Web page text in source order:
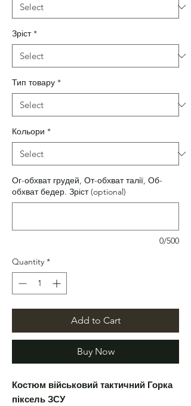
Зріст *
Тип товару *
Кольори *
Ог-обхват грудей, От-обхват талії, Об-
обхват бедер. Зріст (optional)
0/500
Quantity *
Add to Cart
Buy Now
Костюм військовий тактичний Горка
піксель ЗСУ